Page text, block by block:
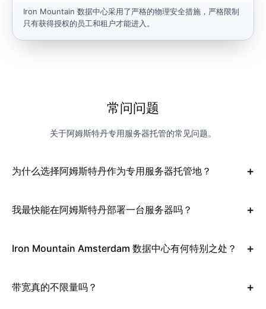
Iron Mountain 数据中心采用了严格的物理安全措施，严格限制
只有获得授权的员工和租户才能进入。
常问问题
关于阿姆斯特丹专用服务器托管的常见问题。
为什么选择阿姆斯特丹作为专用服务器托管地？
我最快能在阿姆斯特丹部署一台服务器吗？
Iron Mountain Amsterdam 数据中心有何特别之处？
带宽真的不限量吗？